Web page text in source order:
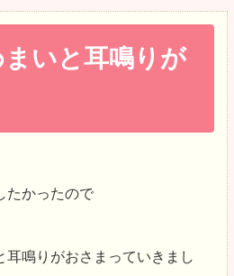
いと耳鳴りが
たかったので
鳴りがおさまっていきまし